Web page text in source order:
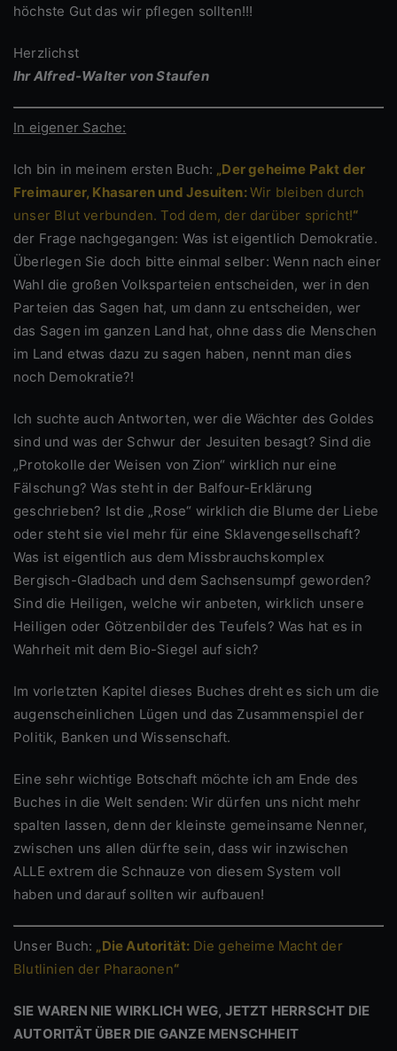
höchste Gut das wir pflegen sollten!!!
Herzlichst
Ihr Alfred-Walter von Staufen
In eigener Sache:
Ich bin in meinem ersten Buch: „Der geheime Pakt der
Freimaurer, Khasaren und Jesuiten:Wir bleiben durch
unser Blut verbunden. Tod dem, der darüber spricht!“
der Frage nachgegangen: Was ist eigentlich Demokratie.
Überlegen Sie doch bitte einmal selber: Wenn nach einer
Wahl die großen Volksparteien entscheiden, wer in den
Parteien das Sagen hat, um dann zu entscheiden, wer
das Sagen im ganzen Land hat, ohne dass die Menschen
im Land etwas dazu zu sagen haben, nennt man dies
noch Demokratie?!
Ich suchte auch Antworten, wer die Wächter des Goldes
sind und was der Schwur der Jesuiten besagt? Sind die
„Protokolle der Weisen von Zion“ wirklich nur eine
Fälschung? Was steht in der Balfour-Erklärung
geschrieben? Ist die „Rose“ wirklich die Blume der Liebe
oder steht sie viel mehr für eine Sklavengesellschaft?
Was ist eigentlich aus dem Missbrauchskomplex
Bergisch-Gladbach und dem Sachsensumpf geworden?
Sind die Heiligen, welche wir anbeten, wirklich unsere
Heiligen oder Götzenbilder des Teufels? Was hat es in
Wahrheit mit dem Bio-Siegel auf sich?
Im vorletzten Kapitel dieses Buches dreht es sich um die
augenscheinlichen Lügen und das Zusammenspiel der
Politik, Banken und Wissenschaft.
Eine sehr wichtige Botschaft möchte ich am Ende des
Buches in die Welt senden: Wir dürfen uns nicht mehr
spalten lassen, denn der kleinste gemeinsame Nenner,
zwischen uns allen dürfte sein, dass wir inzwischen
ALLE extrem die Schnauze von diesem System voll
haben und darauf sollten wir aufbauen!
Unser Buch: „Die Autorität: Die geheime Macht der
Blutlinien der Pharaonen“
SIE WAREN NIE WIRKLICH WEG, JETZT HERRSCHT DIE
AUTORITÄT ÜBER DIE GANZE MENSCHHEIT